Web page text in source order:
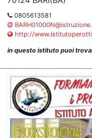
0805613581
http://
in questo istituto puoi